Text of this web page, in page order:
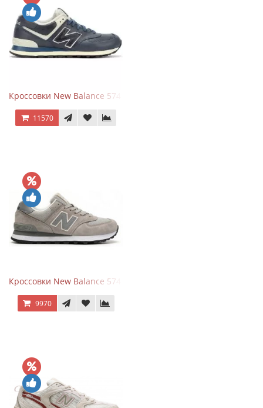
Кроссовки New Balance 574 Classic Blue White Leather
11570
Кроссовки New Balance 574 Silver Summer Fog
9970